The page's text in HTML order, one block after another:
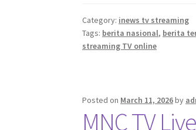
Category: inews tv streaming
Tags: berita nasional, berita
streaming TV online
Posted on March 11, 2026by
MNC TV